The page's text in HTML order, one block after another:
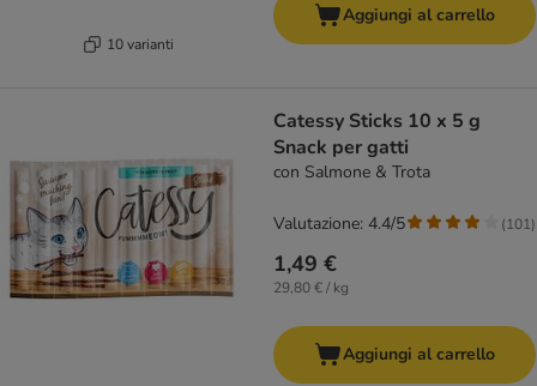
10 varianti
Aggiungi al carrello
Catessy Sticks 10 x 5 g
Snack per gatti
con Salmone & Trota
1,49 €
29,80 € / kg
Valutazione: 4.4/5 (101)
Aggiungi al carrello